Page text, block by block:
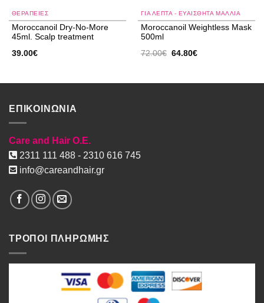
ΘΕΡΑΠΕΙΕΣ
Moroccanoil Dry-No-More
45ml. Scalp treatment
39.00€
ΓΙΑ ΛΕΠΤΆ - ΕΥΑΊΣΘΗΤΑ ΜΑΛΛΙΆ
Moroccanoil Weightless Mask
500ml
72.00€ Original
64.80€Η
64.80€.
ΕΠΙΚΟΙΝΩΝΙΑ
Care and Hair O.E.
2311 111 488 - 2310 616 745
info@careandhair.gr
ΤΡΟΠΟΙ ΠΛΗΡΩΜΗΣ